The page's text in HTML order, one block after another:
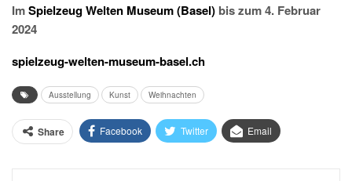
ImSpielzeug Welten Museum (Basel) bis zum 4. Februar
2024
spielzeug-welten-museum-basel.ch
Ausstellung Kunst Weihnachten
Share Facebook Twitter Email